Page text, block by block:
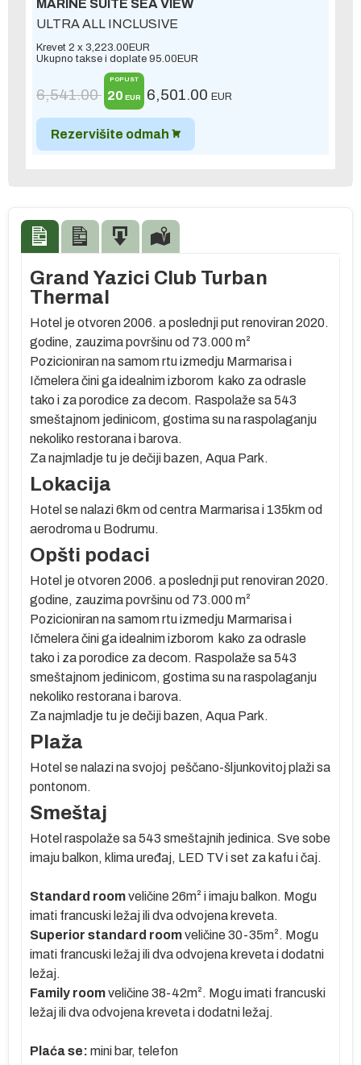
MARINE SUITE SEA VIEW
ULTRA ALL INCLUSIVE
Krevet 2 x 3,223.00EUR
Ukupno takse i doplate 95.00EUR
6,541.00
POPUST
20 EUR 6,501.00 EUR
Rezervišite odmah
Grand Yazici Club Turban
Thermal
Hotel je otvoren 2006. a poslednji put renoviran 2020.
godine, zauzima površinu od 73.000 m²
Pozicioniran na samom rtu izmedju Marmarisa i
Ičmelera čini ga idealnim izborom kako za odrasle
tako i za porodice za decom. Raspolaže sa 543
smeštajnom jedinicom, gostima su na raspolaganju
nekoliko restorana i barova.
Za najmladje tu je dečiji bazen, Aqua Park.
Lokacija
Hotel se nalazi 6km od centra Marmarisa i 135km od
aerodroma u Bodrumu.
Opšti podaci
Hotel je otvoren 2006. a poslednji put renoviran 2020.
godine, zauzima površinu od 73.000 m²
Pozicioniran na samom rtu izmedju Marmarisa i
Ičmelera čini ga idealnim izborom kako za odrasle
tako i za porodice za decom. Raspolaže sa 543
smeštajnom jedinicom, gostima su na raspolaganju
nekoliko restorana i barova.
Za najmladje tu je dečiji bazen, Aqua Park.
Plaža
Hotel se nalazi na svojoj peščano-šljunkovitoj plaži sa
pontonom.
Smeštaj
Hotel raspolaže sa 543 smeštajnih jedinica. Sve sobe
imaju balkon, klima uređaj, LED TV i set za kafu i čaj.
Standard roomveličine 26m² i imaju balkon. Mogu
imati francuski ležaj ili dva odvojena kreveta.
Superior standard roomveličine 30-35m². Mogu
imati francuski ležaj ili dva odvojena kreveta i dodatni
ležaj.
Family roomveličine 38-42m². Mogu imati francuski
ležaj ili dva odvojena kreveta i dodatni ležaj.
Plaća se: mini bar, telefon